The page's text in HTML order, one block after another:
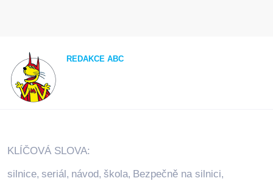
REDAKCE ABC
KLÍČOVÁ SLOVA:
silnice, seriál , návod, škola, Bezpečně na silnici,